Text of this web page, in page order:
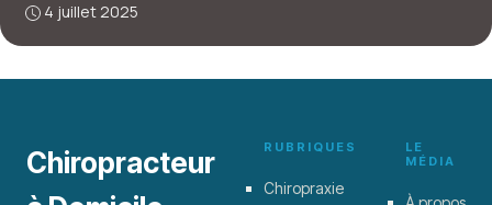
4 juillet 2025
Chiropracteur
RUBRIQUES
Chiropraxie
LE
MÉDIA